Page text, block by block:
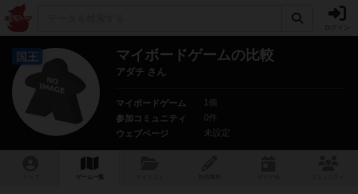
国王 マイボードゲームの比較
アダチ さん
マイボードゲーム
1個
参加コミュニティ
0件
ウェブページ
未設定
ゲーム一覧